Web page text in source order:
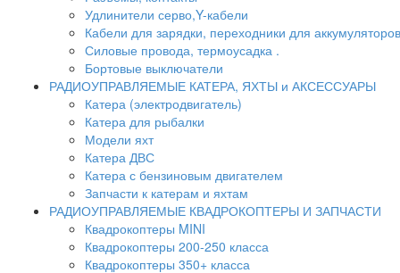
Удлинители серво,Y-кабели
Кабели для зарядки, переходники для аккумуляторов
Силовые провода, термоусадка .
Бортовые выключатели
РАДИОУПРАВЛЯЕМЫЕ КАТЕРА, ЯХТЫ и АКСЕССУАРЫ
Катера (электродвигатель)
Катера для рыбалки
Модели яхт
Катера ДВС
Катера с бензиновым двигателем
Запчасти к катерам и яхтам
РАДИОУПРАВЛЯЕМЫЕ КВАДРОКОПТЕРЫ И ЗАПЧАСТИ
Квадрокоптеры MINI
Квадрокоптеры 200-250 класса
Квадрокоптеры 350+ класса